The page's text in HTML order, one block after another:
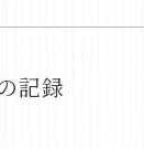
記録